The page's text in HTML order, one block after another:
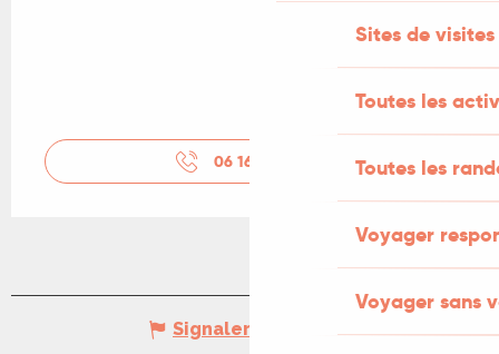
Sites de visites
Toutes les
Toutes les
Voyager
Voyager sans
06 16 52 87
Signaler une erreur